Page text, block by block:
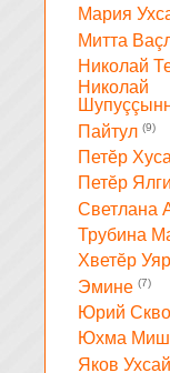
Мария
Митта
Николай
Николай
Пайтул (9)
Петĕр
Петĕр
Светлана
Трубина
Хветĕр Уяр
Эмине (7)
Юрий
Юхма
Яков Ухсай